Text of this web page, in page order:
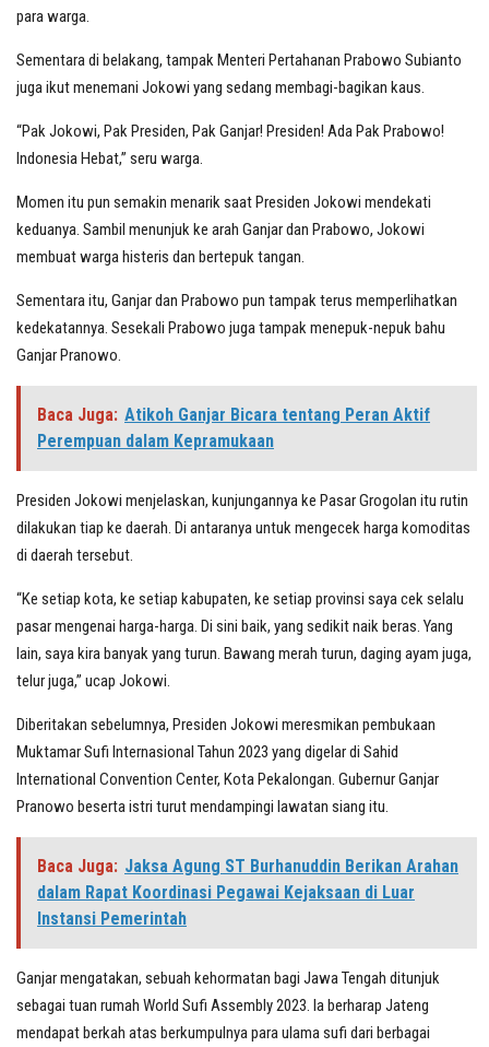
para warga.
Sementara di belakang, tampak Menteri Pertahanan Prabowo Subianto
juga ikut menemani Jokowi yang sedang membagi-bagikan kaus.
“Pak Jokowi, Pak Presiden, Pak Ganjar! Presiden! Ada Pak Prabowo!
Indonesia Hebat,” seru warga.
Momen itu pun semakin menarik saat Presiden Jokowi mendekati
keduanya. Sambil menunjuk ke arah Ganjar dan Prabowo, Jokowi
membuat warga histeris dan bertepuk tangan.
Sementara itu, Ganjar dan Prabowo pun tampak terus memperlihatkan
kedekatannya. Sesekali Prabowo juga tampak menepuk-nepuk bahu
Ganjar Pranowo.
Baca Juga: Atikoh Ganjar Bicara tentang Peran Aktif
Perempuan dalam Kepramukaan
Presiden Jokowi menjelaskan, kunjungannya ke Pasar Grogolan itu rutin
dilakukan tiap ke daerah. Di antaranya untuk mengecek harga komoditas
di daerah tersebut.
“Ke setiap kota, ke setiap kabupaten, ke setiap provinsi saya cek selalu
pasar mengenai harga-harga. Di sini baik, yang sedikit naik beras. Yang
lain, saya kira banyak yang turun. Bawang merah turun, daging ayam juga,
telur juga,” ucap Jokowi.
Diberitakan sebelumnya, Presiden Jokowi meresmikan pembukaan
Muktamar Sufi Internasional Tahun 2023 yang digelar di Sahid
International Convention Center, Kota Pekalongan. Gubernur Ganjar
Pranowo beserta istri turut mendampingi lawatan siang itu.
Baca Juga: Jaksa Agung ST Burhanuddin Berikan Arahan
dalam Rapat Koordinasi Pegawai Kejaksaan di Luar
Instansi Pemerintah
Ganjar mengatakan, sebuah kehormatan bagi Jawa Tengah ditunjuk
sebagai tuan rumah World Sufi Assembly 2023. Ia berharap Jateng
mendapat berkah atas berkumpulnya para ulama sufi dari berbagai